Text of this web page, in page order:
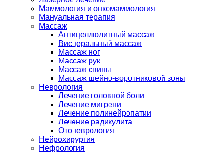
Маммология и онкомаммология
Мануальная терапия
Массаж
Антицеллюлитный массаж
Висцеральный массаж
Массаж ног
Массаж рук
Массаж спины
Массаж шейно-воротниковой зоны
Неврология
Лечение головной боли
Лечение мигрени
Лечение полинейропатии
Лечение радикулита
Отоневрология
Нейрохирургия
Нефрология